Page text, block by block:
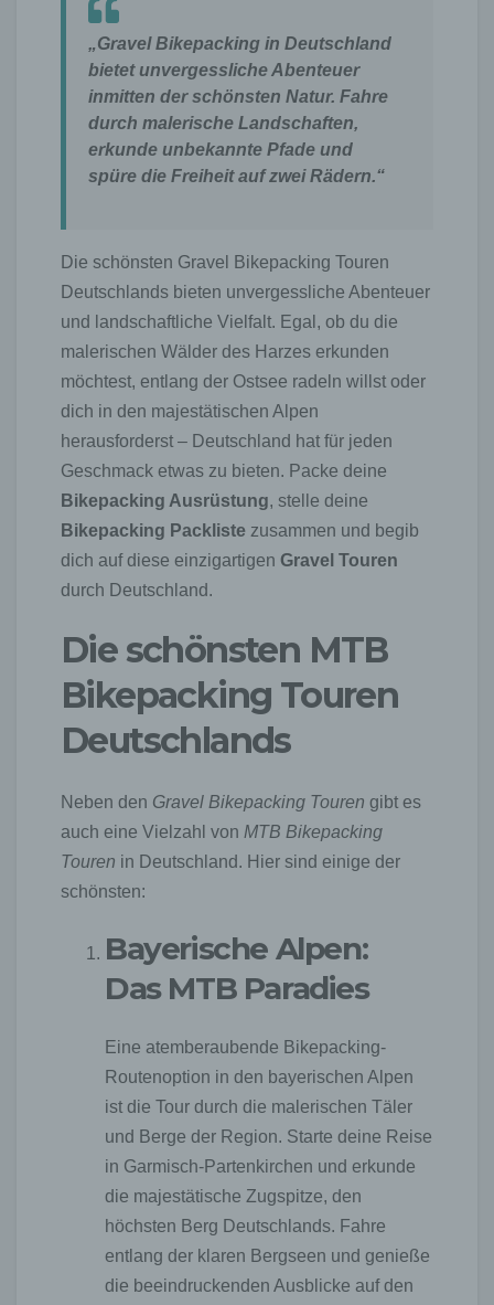
„Gravel Bikepacking in Deutschland
bietet unvergessliche Abenteuer
inmitten der schönsten Natur. Fahre
durch malerische Landschaften,
erkunde unbekannte Pfade und
spüre die Freiheit auf zwei Rädern.“
Die schönsten Gravel Bikepacking Touren
Deutschlands bieten unvergessliche Abenteuer
und landschaftliche Vielfalt. Egal, ob du die
malerischen Wälder des Harzes erkunden
möchtest, entlang der Ostsee radeln willst oder
dich in den majestätischen Alpen
herausforderst – Deutschland hat für jeden
Geschmack etwas zu bieten. Packe deine
Bikepacking Ausrüstung, stelle deine
Bikepacking Packliste zusammen und begib
dich auf diese einzigartigen Gravel Touren
durch Deutschland.
Die schönsten MTB
Bikepacking Touren
Deutschlands
Neben den Gravel Bikepacking Touren gibt es
auch eine Vielzahl von MTB Bikepacking
Touren in Deutschland. Hier sind einige der
schönsten:
Bayerische Alpen:
Das MTB Paradies
Eine atemberaubende Bikepacking-
Routenoption in den bayerischen Alpen
ist die Tour durch die malerischen Täler
und Berge der Region. Starte deine Reise
in Garmisch-Partenkirchen und erkunde
die majestätische Zugspitze, den
höchsten Berg Deutschlands. Fahre
entlang der klaren Bergseen und genieße
die beeindruckenden Ausblicke auf den